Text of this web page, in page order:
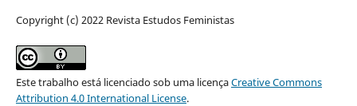
Copyright (c) 2022 Revista Estudos Feministas
Este trabalho está licenciado sob uma licençaCreative Commons
Attribution 4.0 International License.